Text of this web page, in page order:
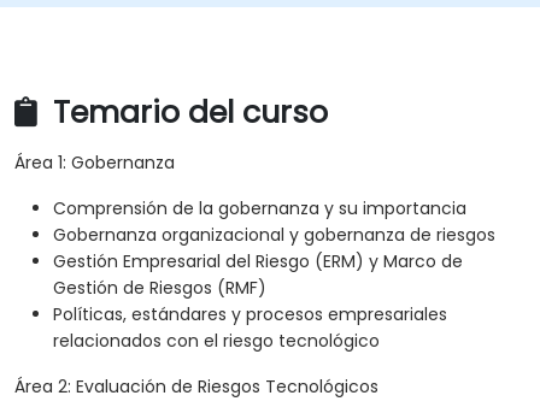
Temario del curso
Área 1: Gobernanza
Comprensión de la gobernanza y su importancia
Gobernanza organizacional y gobernanza de riesgos
Gestión Empresarial del Riesgo (ERM) y Marco de
Gestión de Riesgos (RMF)
Políticas, estándares y procesos empresariales
relacionados con el riesgo tecnológico
Área 2: Evaluación de Riesgos Tecnológicos